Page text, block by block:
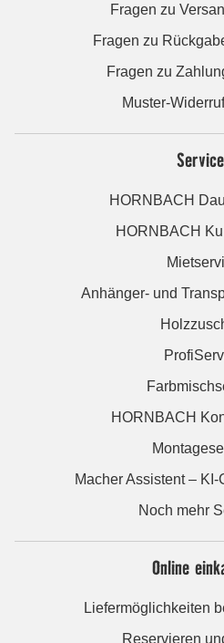
Fragen zu
Fragen zu
Fragen zu
Muster-
HORNBACH
HORNBACH
Anhänger- und
HORNBACH
Macher Assistent –
Noch mehr
Online
Liefermöglichkeiten
Reservieren